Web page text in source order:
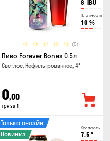
8 IBU
Плотность
10 %
(0)
Пиво Forever Bones 0.5л
Светлое, Нефильтрованное, 4°
0,00
грн за 1
Крепость
7.5 °
Только онлайн
Новинка